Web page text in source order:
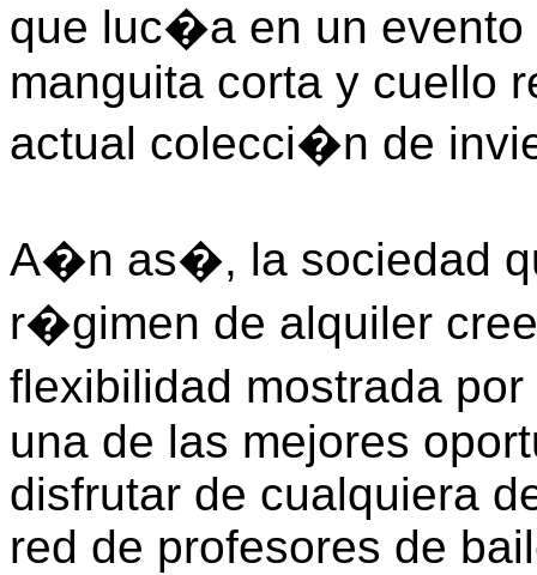
que luc�a en un evento
manguita corta y cuello
actual colecci�n de
A�n as�, la sociedad
r�gimen de alquiler
flexibilidad mostrada
una de las mejores
disfrutar de cualquiera
red de profesores de